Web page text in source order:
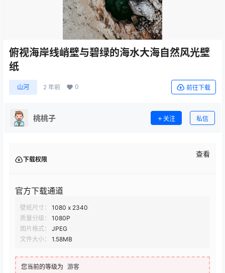
俯视海岸线峭壁与碧绿的海水大海自然风光壁
纸
山河 2 年前 0 前往下载
桃桃子 关注 私信
下载权限
查看
官方下载通道
壁纸尺寸：
1080 x 2340
质量分级：
1080P
图片格式：
JPEG
文件大小：
1.58MB
您当前的等级为 游客